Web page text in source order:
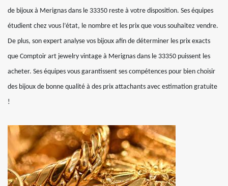
de bijoux à Merignas dans le 33350 reste à votre disposition. Ses équipes
étudient chez vous l’état, le nombre et les prix que vous souhaitez vendre.
De plus, son expert analyse vos bijoux afin de déterminer les prix exacts
que Comptoir art jewelry vintage à Merignas dans le 33350 puissent les
acheter. Ses équipes vous garantissent ses compétences pour bien choisir
des bijoux de bonne qualité à des prix attachants avec estimation gratuite
!